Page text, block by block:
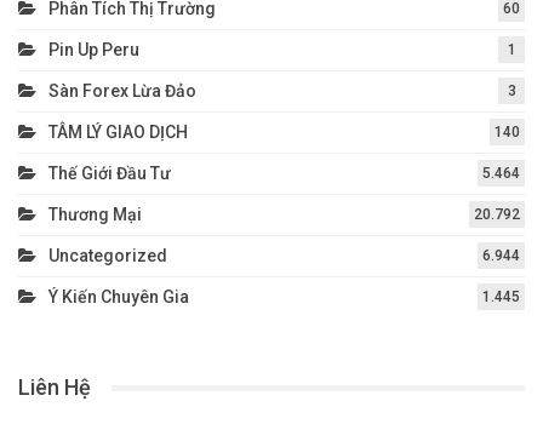
Phân Tích Thị Trường 60
Pin Up Peru 1
Sàn Forex Lừa Đảo 3
TÂM LÝ GIAO DỊCH 140
Thế Giới Đầu Tư 5.464
Thương Mại 20.792
Uncategorized 6.944
Ý Kiến Chuyên Gia 1.445
Liên Hệ